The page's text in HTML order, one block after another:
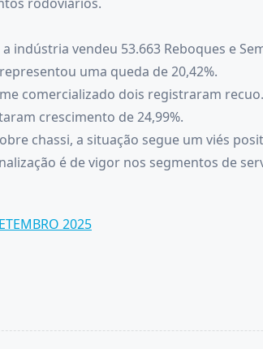
indústria vendeu 53.663 Reboques e
uma queda de 20,42%.
comercializado dois registraram recuo.
crescimento de 24,99%.
chassi, a situação segue um viés
é de vigor nos segmentos de
2025